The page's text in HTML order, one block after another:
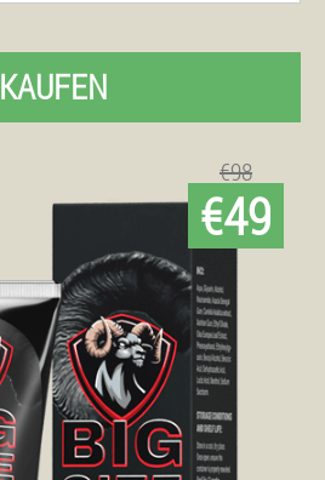
KAUFEN
€98
€49